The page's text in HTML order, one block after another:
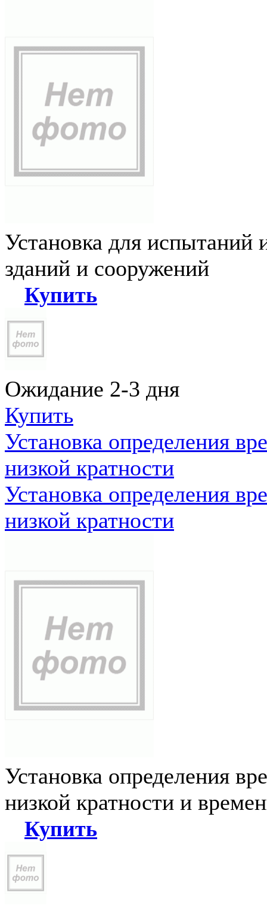
Установка для испытаний
зданий и сооружений
Купить
Ожидание 2-3 дня
Купить
Установка определения
низкой кратности
Установка определения
низкой кратности
Установка определения
низкой кратности и
Купить